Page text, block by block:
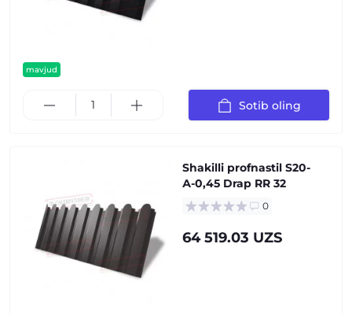
mavjud
Sotib oling
Shakilli profnastil S20-
А-0,45 Drap RR 32
0
64 519.03 UZS